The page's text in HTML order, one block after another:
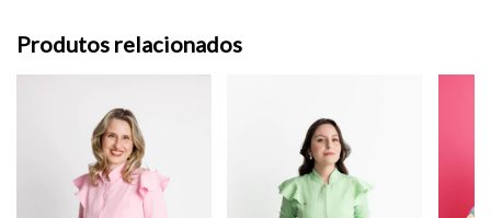
Produtos relacionados